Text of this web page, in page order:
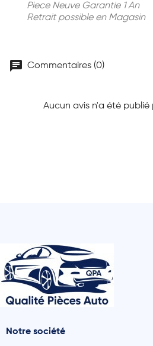
Piece Neuve Garantie 1 An
Retrait possible en Magasin
chat Commentaires (0)
Aucun avis n'a été
Notre société